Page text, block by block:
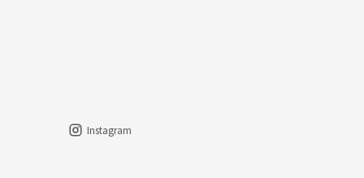
Instagram